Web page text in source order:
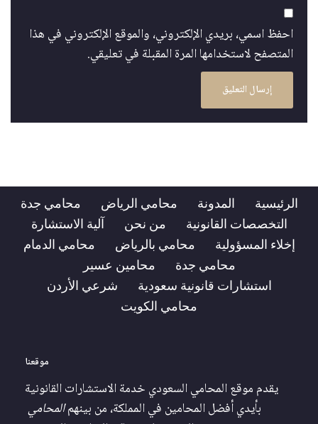
احفظ اسمي، بريدي الإلكتروني، والموقع الإلكتروني في هذا
المتصفح لاستخدامها المرة المقبلة في تعليقي.
الرئيسية المدونة محامي الرياض
محامي جدة
التخصصات القانونية
من نحن
آلية الاستشارة
إخلاء المسؤولية
محامي بالرياض
محامي الدمام
محامي جدة
محامين عسير
استشارات قانونية سعودية
شرعي الأردن
محامي الكويت
موقعنا
يقدم موقع المحامي السعودي خدمة الاستشارات القانونية
بأيدي أفضل المحامين في المملكة، من بينهمالمحامي